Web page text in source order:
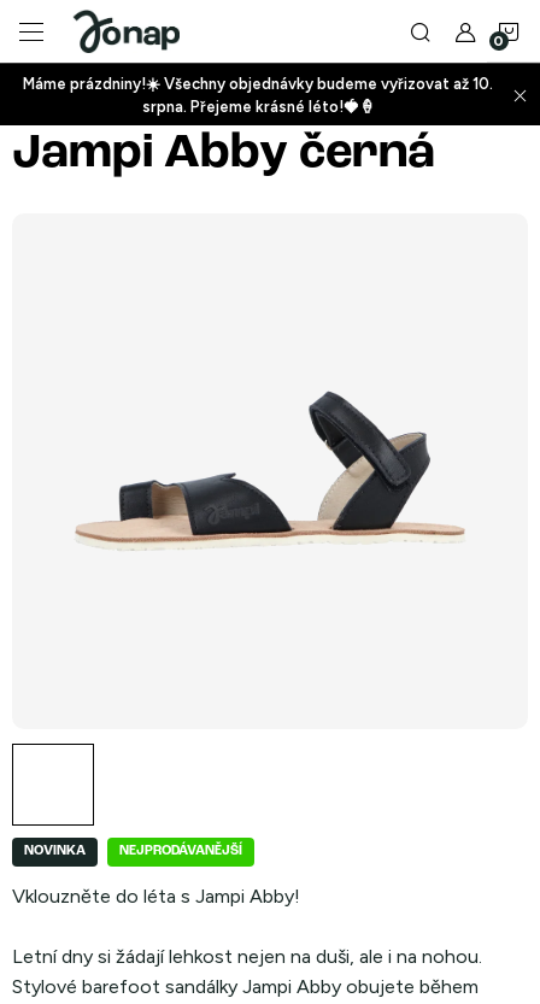
obsah
+
Máme prázdniny!☀️ Všechny objednávky budeme vyřizovat až 10.
srpna. Přejeme krásné léto!🍓🍦
Jampi Abby černá
NOVINKA NEJPRODÁVANĚJŠÍ
Vklouzněte do léta s Jampi Abby!
Letní dny si žádají lehkost nejen na duši, ale i na nohou.
Stylové barefoot sandálky Jampi Abby obujete během